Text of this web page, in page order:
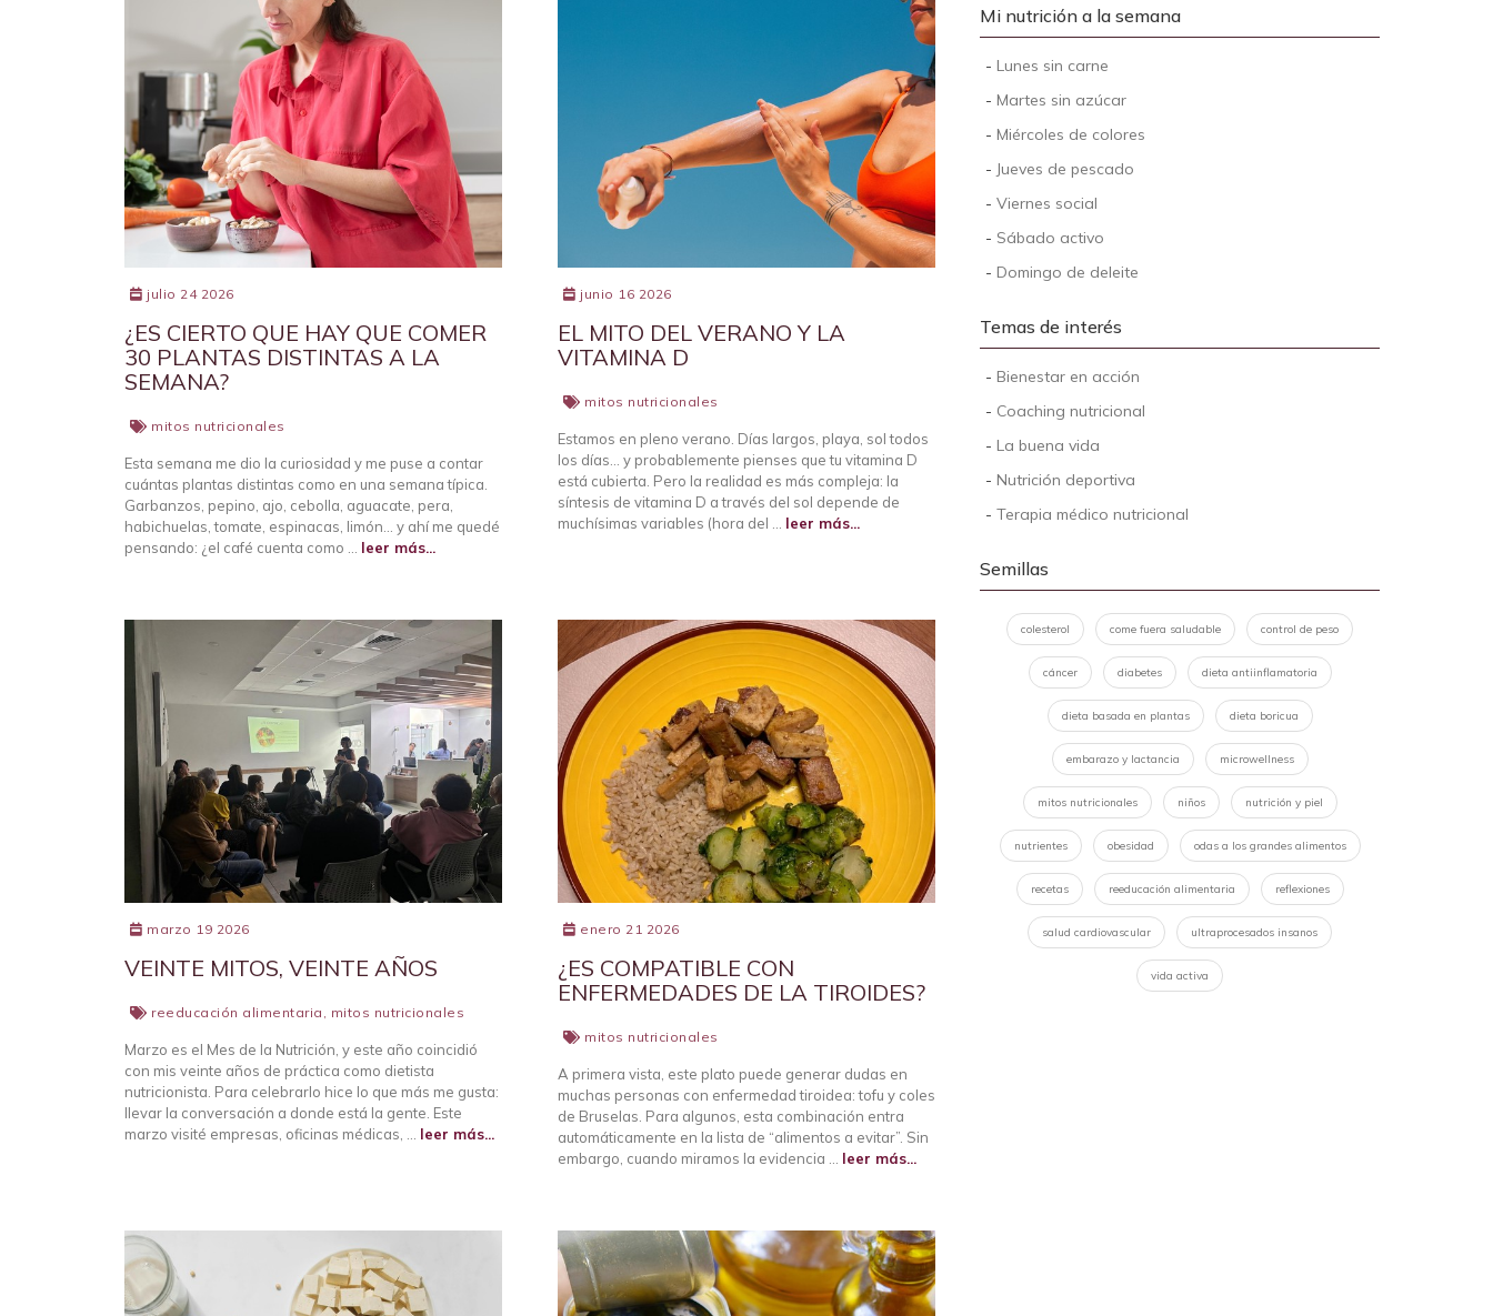
julio 24 2026
¿ES CIERTO QUE HAY QUE COMER
30 PLANTAS DISTINTAS A LA
SEMANA?
mitos nutricionales
Esta semana me dio la curiosidad y me puse a contar
cuántas plantas distintas como en una semana típica.
Garbanzos, pepino, ajo, cebolla, aguacate, pera,
habichuelas, tomate, espinacas, limón… y ahí me quedé
pensando: ¿el café cuenta como … leer más...
junio 16 2026
EL MITO DEL VERANO Y LA
VITAMINA D
mitos nutricionales
Estamos en pleno verano. Días largos, playa, sol todos
los días… y probablemente pienses que tu vitamina D
está cubierta. Pero la realidad es más compleja: la
síntesis de vitamina D a través del sol depende de
muchísimas variables (hora del … leer más...
marzo 19 2026
VEINTE MITOS, VEINTE AÑOS
reeducación alimentaria , mitos nutricionales
Marzo es el Mes de la Nutrición, y este año coincidió
con mis veinte años de práctica como dietista
nutricionista. Para celebrarlo hice lo que más me gusta:
llevar la conversación a donde está la gente. Este
marzo visité empresas, oficinas médicas, … leer más...
enero 21 2026
¿ES COMPATIBLE CON
ENFERMEDADES DE LA TIROIDES?
mitos nutricionales
A primera vista, este plato puede generar dudas en
muchas personas con enfermedad tiroidea: tofu y coles
de Bruselas. Para algunos, esta combinación entra
automáticamente en la lista de “alimentos a evitar”. Sin
embargo, cuando miramos la evidencia … leer más...
Mi nutrición a la semana
- Lunes sin carne
- Martes sin azúcar
- Miércoles de colores
- Jueves de pescado
- Viernes social
- Sábado activo
- Domingo de deleite
Temas de interés
- Bienestar en acción
- Coaching nutricional
- La buena vida
- Nutrición deportiva
- Terapia médico nutricional
Semillas
colesterol come fuera saludable control de peso
cáncer diabetes dieta antiinflamatoria
dieta basada en plantas dieta boricua
embarazo y lactancia microwellness
mitos nutricionales niños nutrición y piel
nutrientes obesidad odas a los grandes alimentos
recetas reeducación alimentaria reflexiones
salud cardiovascular ultraprocesados insanos
vida activa